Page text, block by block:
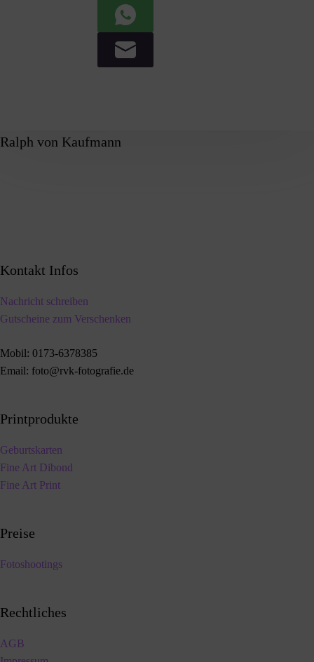
Ralph von Kaufmann
Kontakt Infos
Nachricht schreiben
Gutscheine zum Verschenken
Mobil: 0173-6378385
Email: foto@rvk-fotografie.de
Printprodukte
Geburtskarten
Fine Art Dibond
Fine Art Print
Preise
Fotoshootings
Rechtliches
AGB